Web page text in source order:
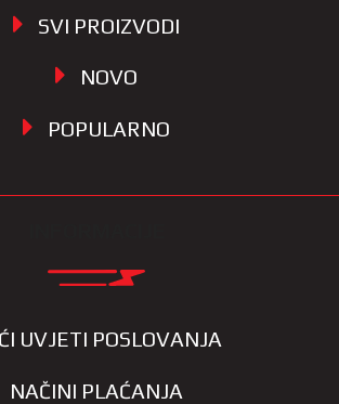
SVI PROIZVODI
NOVO
POPULARNO
UVJETI POSLOVANJA
NAČINI PLAĆANJA